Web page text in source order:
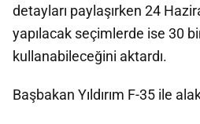
detayları paylaşırken 24
yapılacak seçimlerde ise 30
kullanabileceğini aktardı.
Başbakan Yıldırım F-35 ile